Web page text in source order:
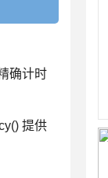
确计时
提供